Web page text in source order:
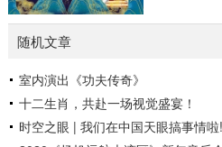
随机文章
室内演出《功夫传奇》
十二生肖，共赴一场视觉盛宴！
时空之眼 | 我们在中国天眼搞事情啦!